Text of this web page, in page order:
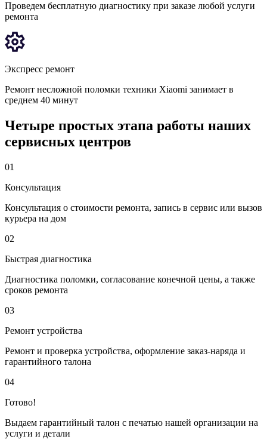
Проведем бесплатную диагностику при заказе любой услуги
ремонта
Экспресс ремонт
Ремонт несложной поломки техники Xiaomi занимает в
среднем 40 минут
Четыре простых этапа работы наших
сервисных центров
01
Консультация
Консультация о стоимости ремонта, запись в сервис или вызов
курьера на дом
02
Быстрая диагностика
Диагностика поломки, согласование конечной цены, а также
сроков ремонта
03
Ремонт устройства
Ремонт и проверка устройства, оформление заказ-наряда и
гарантийного талона
04
Готово!
Выдаем гарантийный талон с печатью нашей организации на
услуги и детали